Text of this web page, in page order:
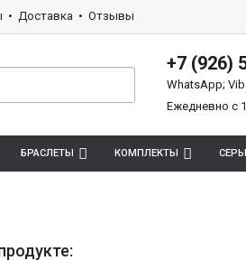
Доставка Отзывы
+7 (926)
WhatsApp;
Ежедневно с
БРАСЛЕТЫ КОМПЛЕКТЫ